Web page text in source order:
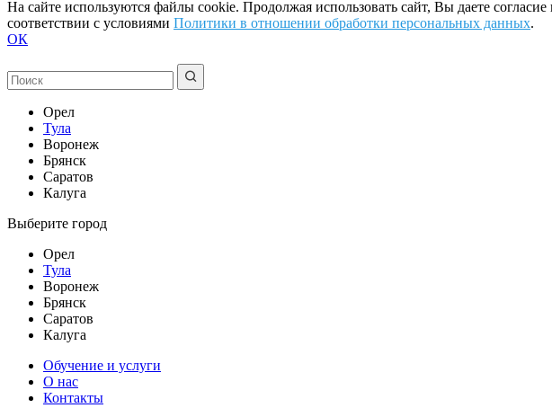
На сайте используются файлы cookie. Продолжая использовать сайт, Вы даете
соответствии с условиями Политики в отношении обработки персональных данных.
ОК
Орел
Тула
Воронеж
Брянск
Саратов
Калуга
Выберите город
Орел
Тула
Воронеж
Брянск
Саратов
Калуга
Обучение и услуги
О нас
Контакты